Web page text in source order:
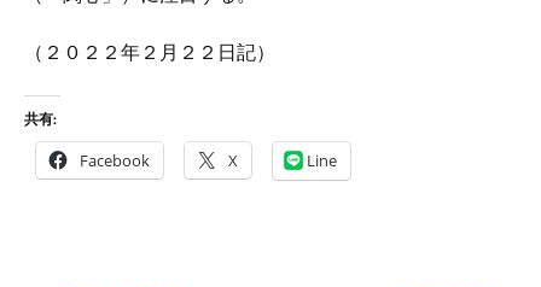
（２０２２年２月２２日記）
共有:
Facebook X Line